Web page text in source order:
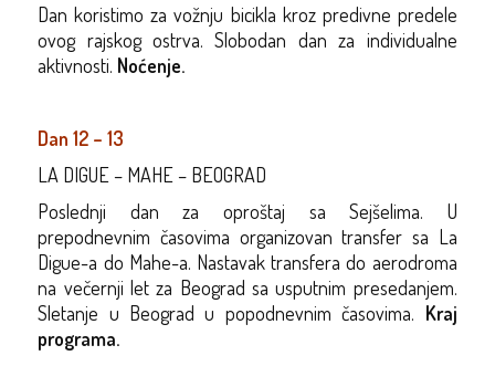
Dan koristimo za vožnju bicikla kroz predivne predele
ovog rajskog ostrva. Slobodan dan za individualne
aktivnosti. Noćenje.
Dan 12 – 13
LA DIGUE – MAHE – BEOGRAD
Poslednji dan za oproštaj sa Sejšelima. U
prepodnevnim časovima organizovan transfer sa La
Digue-a do Mahe-a. Nastavak transfera do aerodroma
na večernji let za Beograd sa usputnim presedanjem.
Sletanje u Beograd u popodnevnim časovima. Kraj
programa.